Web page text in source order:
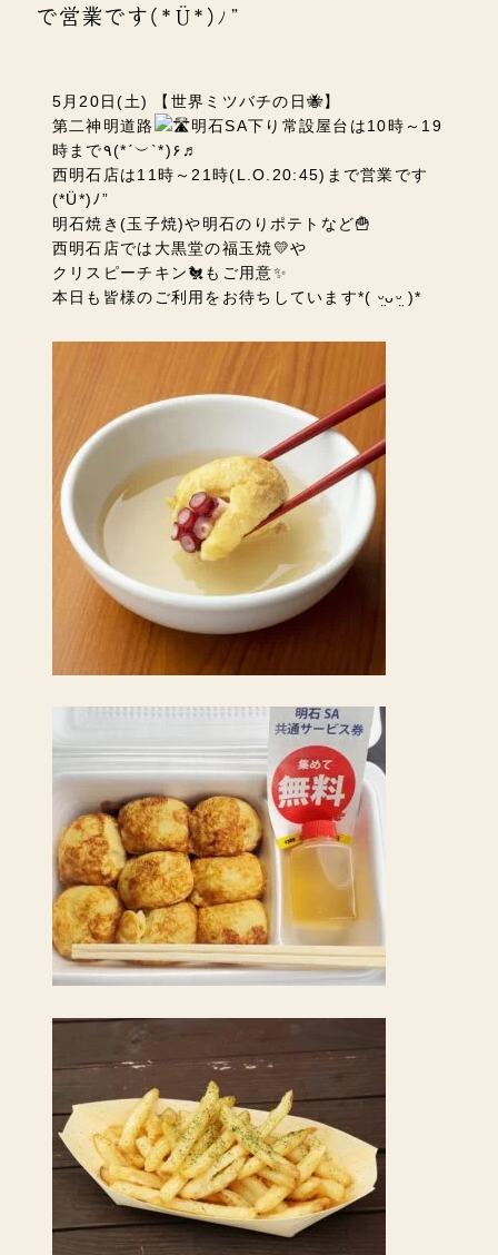
で営業です(*Ü*)ﾉ”
5月20日(土) 【世界ミツバチの日🐝】
第二神明道路
明石SA下り常設屋台は10時～19
時まで٩(*ˊ︶`*)۶♬
西明石店は11時～21時(L.O.20:45)まで営業です
(*Ü*)ﾉ”
明石焼き(玉子焼)や明石のりポテトなど🍟
西明石店では大黒堂の福玉焼💛や
クリスピーチキン🐔もご用意✨
本日も皆様のご利用をお待ちしています*( ᵕ̤ᴗᵕ̤ )*